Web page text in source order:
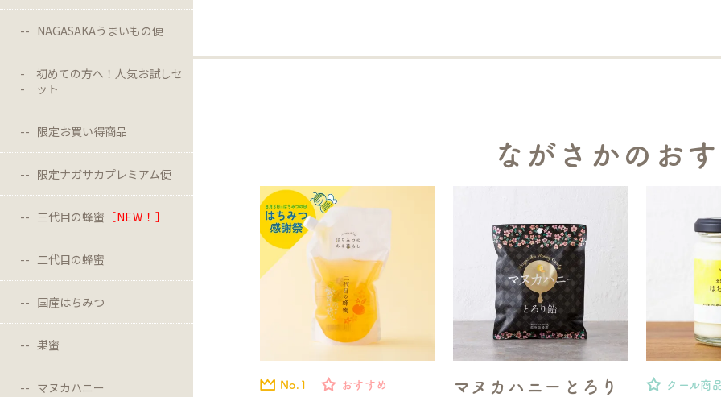
NAGASAKAうまいもの便
初めての方へ！人気お試しセ
ット
限定お買い得商品
限定ナガサカプレミアム便
三代目の蜂蜜 ［NEW！］
二代目の蜂蜜
国産はちみつ
巣蜜
マヌカハニー
ながさかのお
No.1 おすすめ
マヌカハニーとろり
クール商